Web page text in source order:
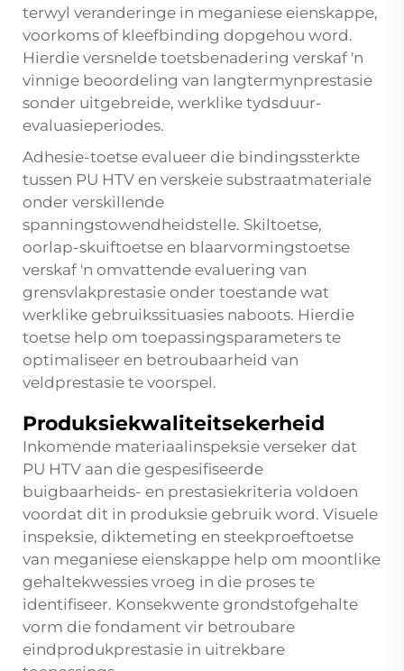
terwyl veranderinge in meganiese eienskappe,
voorkoms of kleefbinding dopgehou word.
Hierdie versnelde toetsbenadering verskaf 'n
vinnige beoordeling van langtermynprestasie
sonder uitgebreide, werklike tydsduur-
evaluasieperiodes.
Adhesie-toetse evalueer die bindingssterkte
tussen PU HTV en verskeie substraatmateriale
onder verskillende
spanningstowendheidstelle. Skiltoetse,
oorlap-skuiftoetse en blaarvormingstoetse
verskaf 'n omvattende evaluering van
grensvlakprestasie onder toestande wat
werklike gebruikssituasies naboots. Hierdie
toetse help om toepassingsparameters te
optimaliseer en betroubaarheid van
veldprestasie te voorspel.
Produksiekwaliteitsekerheid
Inkomende materiaalinspeksie verseker dat
PU HTV aan die gespesifiseerde
buigbaarheids- en prestasiekriteria voldoen
voordat dit in produksie gebruik word. Visuele
inspeksie, diktemeting en steekproeftoetse
van meganiese eienskappe help om moontlike
gehaltekwessies vroeg in die proses te
identifiseer. Konsekwente grondstofgehalte
vorm die fondament vir betroubare
eindprodukprestasie in uitrekbare